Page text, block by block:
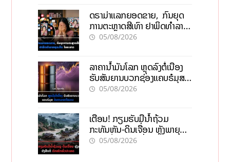
ດຣາມ່າແລກຍອດຂາຍ, ກົນຍຸດ
ການຕະຫຼາດສີເທົາ ຢາພິດທຳລາຍ
ທຸລະກິດ ໄລຍະຍາວ
05/08/2026
ລາຄານ້ຳມັນໂລກ ຫຼຸດລົງຕໍ່ເນື່ອງ
ຮັບສັນຍານບວກຊ່ອງແຄບຮໍມຸສ
ຈັບຕາລາຄາໃນລາວ
05/08/2026
ເຕືອນ! ກຽມຮັບມືນໍ້າຖ້ວມ
ກະທັນຫັນ-ດິນເຈື່ອນ ຫຼັງພາຍຸຝົນ
ຍັງສືບຕໍ່ຕົກໜັກທົ່ວປະເທດ
05/08/2026